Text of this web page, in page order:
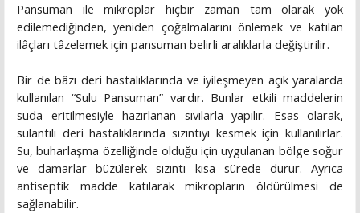
Pansuman ile mikroplar hiçbir zaman tam olarak yok
edilemediğinden, yeniden çoğalmalarını önlemek ve katılan
ilâçları tâzelemek için pansuman belirli aralıklarla değiştirilir.
Bir de bâzı deri hastalıklarında ve iyileşmeyen açık yaralarda
kullanılan “Sulu Pansuman” vardır. Bunlar etkili maddelerin
suda eritilmesiyle hazırlanan sıvılarla yapılır. Esas olarak,
sulantılı deri hastalıklarında sızıntıyı kesmek için kullanılırlar.
Su, buharlaşma özelliğinde olduğu için uygulanan bölge soğur
ve damarlar büzülerek sızıntı kısa sürede durur. Ayrıca
antiseptik madde katılarak mikropların öldürülmesi de
sağlanabilir.